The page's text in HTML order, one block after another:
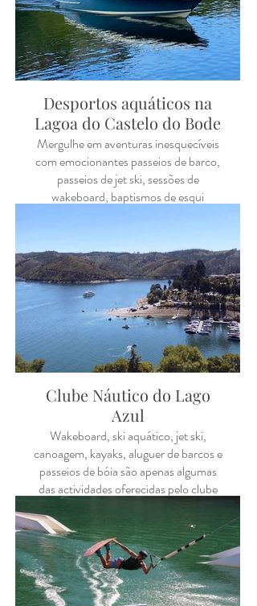
Desportos aquáticos na
Lagoa do Castelo do Bode
Mergulhe em aventuras inesquecíveis
com emocionantes passeios de barco,
passeios de jet ski, sessões de
wakeboard, baptismos de esqui
ou já tenha alguma experiência, o Lago
de Castelo do Bode garante-lhe
momentos de diversão inesquecíveis.
Clube Náutico do Lago
Azul
Wakeboard, ski aquático, jet ski,
canoagem, kayaks, aluguer de barcos e
passeios de bóia são apenas algumas
das actividades oferecidas pelo clube
náutico. Fica a apenas 3 minutos de
carro da Blue Lake House. Wc, bar e
restaurante com terraço servem de
apoio às actividades do clube.
Possui ancoradouro e bomba de
combustível para barcos.